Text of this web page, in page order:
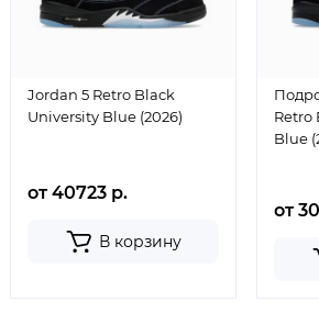
Jordan 5 Retro Black
University Blue (2026)
от 40723 р.
В корзину
Retro
Blue
от